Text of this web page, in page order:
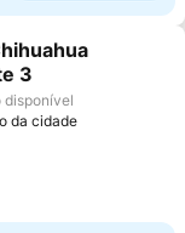
favoritos
3
disponível
da cidade